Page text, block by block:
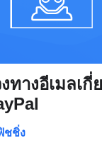
ทางอีเมลเกี่
ชชิ่ง